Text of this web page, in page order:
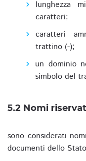
lunghezza
caratteri;
caratteri
trattino (-);
un dominio
simbolo del
5.2 Nomi
sono considerati
documenti dello